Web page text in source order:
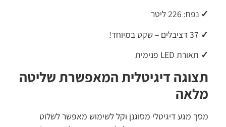
נפח: 226 ליטר
תאורת LED פנימית
דיגיטלית המאפשרת שליטה
מגע דיגיטלי מסוגנן וקל לשימוש מאפשר לשלוט